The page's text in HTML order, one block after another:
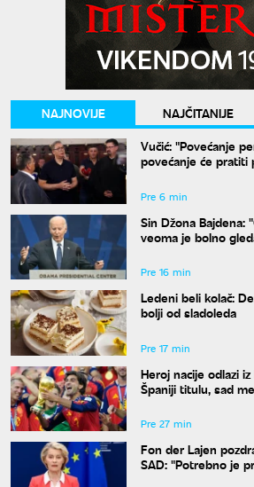
NAJNOVIJE NAJČITANIJE
Vučić: "Povećanje
povećanje će pratiti
Pre 6 min
Sin Džona Bajdena:
veoma je bolno
Pre 16 min
Ledeni beli kolač:
bolji od sladoleda
Pre 17 min
Heroj nacije odlazi
Španiji titulu, sad
Pre 27 min
Fon der Lajen
SAD: "Potrebno je